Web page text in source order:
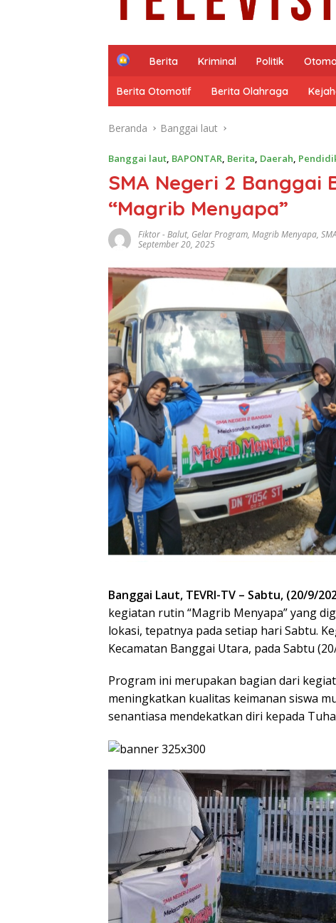
H
m
e
Berita Kriminal Politik
Berita Otomotif Berita Olahraga
Beranda Banggai laut
Banggai laut, BAPONTAR, Berita, Daerah,
SMA Negeri 2 Banggai
“Magrib Menyapa”
Fiktor-Balut, Gelar Program, Magrib Menyapa,
September 20, 2025
Banggai Laut, TEVRI-TV – Sabtu, (20/9/
kegiatan rutin “Magrib Menyapa” yang
lokasi, tepatnya pada setiap hari Sabtu.
Kecamatan Banggai Utara, pada Sabtu
Program ini merupakan bagian dari
meningkatkan kualitas keimanan siswa
senantiasa mendekatkan diri kepada